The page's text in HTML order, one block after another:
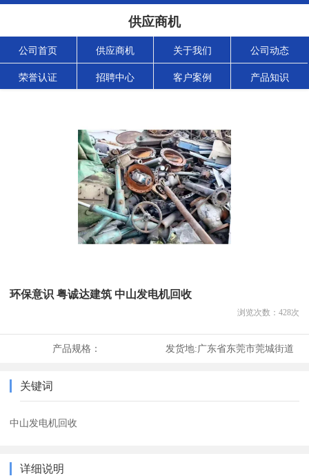
供应商机
公司首页 供应商机 关于我们 公司动态
荣誉认证 招聘中心 客户案例 产品知识
环保意识 粤诚达建筑 中山发电机回收
浏览次数： 428次
产品规格： 发货地:广东省东莞市莞城街道
关键词
中山发电机回收
详细说明